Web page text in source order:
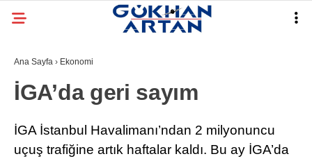
Ana Sayfa › Ekonomi
İGA’da geri sayım
İGA İstanbul Havalimanı’ndan 2 milyonuncu
uçuş trafiğine artık haftalar kaldı. Bu ay İGA’da